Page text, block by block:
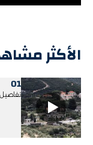
الأكثر
01